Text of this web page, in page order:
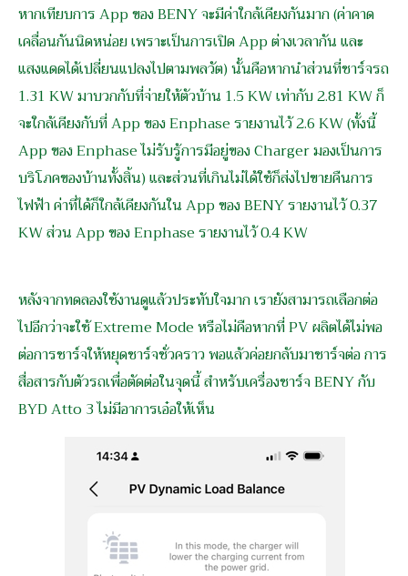
หากเทียบการ App ของ BENY จะมีค่าใกล้เคียงกันมาก (ค่าคาด
เคลื่อนกันนิดหน่อย เพราะเป็นการเปิด App ต่างเวลากัน และ
แสงแดดได้เปลี่ยนแปลงไปตามพลวัต) นั้นคือหากนำส่วนที่ชาร์จรถ
1.31 KW มาบวกกับที่จ่ายให้ตัวบ้าน 1.5 KW เท่ากับ 2.81 KW ก็
จะใกล้เคียงกับที่ App ของ Enphase รายงานไว้ 2.6 KW (ทั้งนี้
App ของ Enphase ไม่รับรู้การมีอยู่ของ Charger มองเป็นการ
บริโภคของบ้านทั้งสิ้น) และส่วนที่เกินไม่ได้ใช้ก็ส่งไปขายคืนการ
ไฟฟ้า ค่าที่ได้ก็ใกล้เคียงกันใน App ของ BENY รายงานไว้ 0.37
KW ส่วน App ของ Enphase รายงานไว้ 0.4 KW
หลังจากทดลองใช้งานดูแล้วประทับใจมาก เรายังสามารถเลือกต่อ
ไปอีกว่าจะใช้ Extreme Mode หรือไม่คือหากที่ PV ผลิตได้ไม่พอ
ต่อการชาร์จให้หยุดชาร์จชั่วคราว พอแล้วค่อยกลับมาชาร์จต่อ การ
สื่อสารกับตัวรถเพื่อตัดต่อในจุดนี้ สำหรับเครื่องชาร์จ BENY กับ
BYD Atto 3 ไม่มีอาการเอ๋อให้เห็น